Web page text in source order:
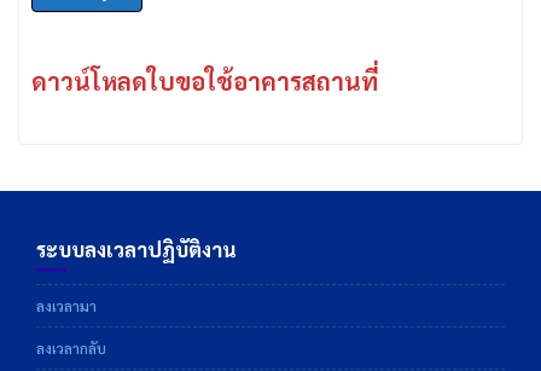
ดาวน์โหลดใบขอใช้อาคารสถานที่
ระบบลงเวลาปฏิบัติงาน
ลงเวลามา
ลงเวลากลับ